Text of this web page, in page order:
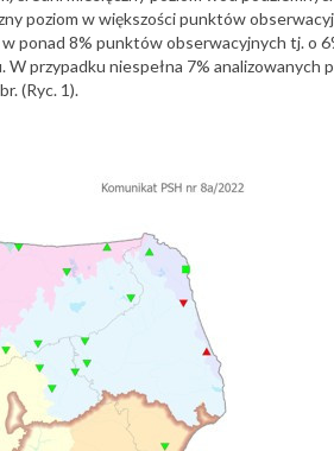
poziom w większości punktów
ponad 8% punktów obserwacyjnych tj.
W przypadku niespełna 7%
(Ryc. 1).